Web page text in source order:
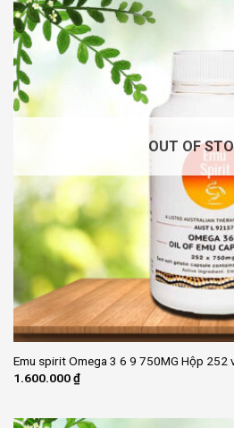
OUT OF
Emu spirit Omega 3 6 9 750MG Hộp 252
1.600.000₫